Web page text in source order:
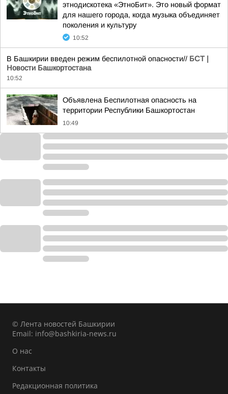
этнодискотека «ЭтноБит». Это новый формат
для нашего города, когда музыка объединяет
поколения и культуру
10:52
В Башкирии введен режим беспилотной опасности// БСТ |
Новости Башкортостана
10:52
Объявлена Беспилотная опасность на
территории Республики Башкортостан
10:49
© Лента новостей Башкирии
Email: info@bashkiria-news.ru
О нас
Контакты
Редакционная политика